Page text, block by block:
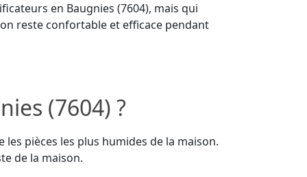
en Baugnies (7604), mais qui
reste confortable et efficace pendant
(7604) ?
pièces les plus humides de la maison.
de la maison.